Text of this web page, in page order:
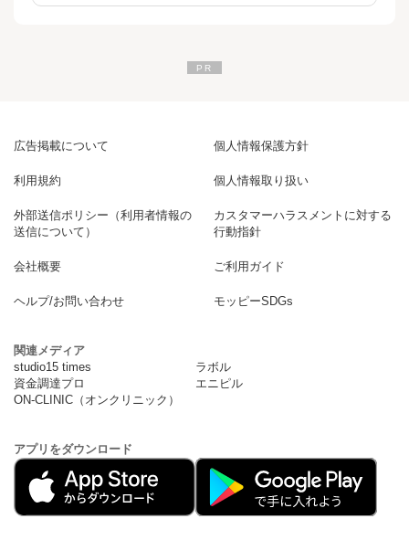
広告掲載について 個人情報保護方針
利用規約 個人情報取り扱い
外部送信ポリシー（利用者情報の
送信について）
カスタマーハラスメントに対する
行動指針
会社概要 ご利用ガイド
ヘルプ/お問い合わせ モッピーSDGs
関連メディア
studio15 times
ラボル
資金調達プロ
エニピル
ON-CLINIC（オンクリニック）
アプリをダウンロード